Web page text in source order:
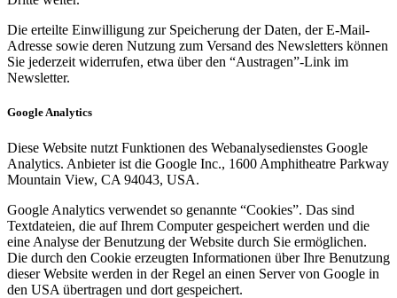
Die erteilte Einwilligung zur Speicherung der Daten, der E-Mail-
Adresse sowie deren Nutzung zum Versand des Newsletters können
Sie jederzeit widerrufen, etwa über den “Austragen”-Link im
Newsletter.
Google Analytics
Diese Website nutzt Funktionen des Webanalysedienstes Google
Analytics. Anbieter ist die Google Inc., 1600 Amphitheatre Parkway
Mountain View, CA 94043, USA.
Google Analytics verwendet so genannte “Cookies”. Das sind
Textdateien, die auf Ihrem Computer gespeichert werden und die
eine Analyse der Benutzung der Website durch Sie ermöglichen.
Die durch den Cookie erzeugten Informationen über Ihre Benutzung
dieser Website werden in der Regel an einen Server von Google in
den USA übertragen und dort gespeichert.